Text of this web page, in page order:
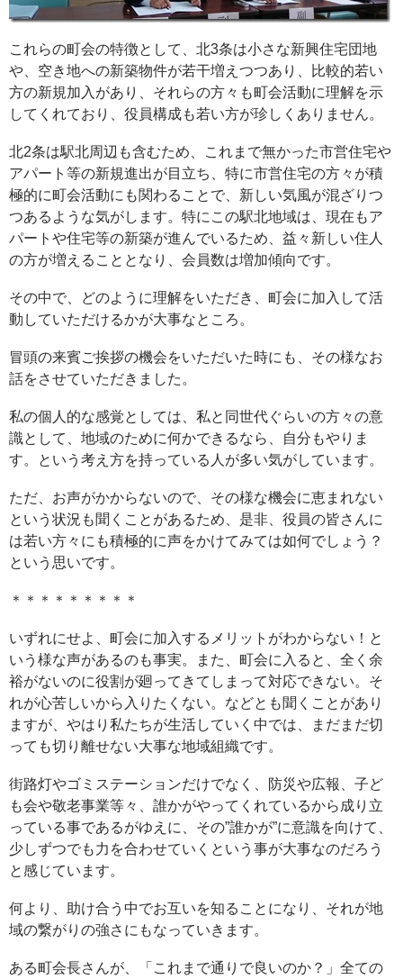
これらの町会の特徴として、北3条は小さな新興住宅団地
や、空き地への新築物件が若干増えつつあり、比較的若い
方の新規加入があり、それらの方々も町会活動に理解を示
してくれており、役員構成も若い方が珍しくありません。
北2条は駅北周辺も含むため、これまで無かった市営住宅や
アパート等の新規進出が目立ち、特に市営住宅の方々が積
極的に町会活動にも関わることで、新しい気風が混ざりつ
つあるような気がします。特にこの駅北地域は、現在もア
パートや住宅等の新築が進んでいるため、益々新しい住人
の方が増えることとなり、会員数は増加傾向です。
その中で、どのように理解をいただき、町会に加入して活
動していただけるかが大事なところ。
冒頭の来賓ご挨拶の機会をいただいた時にも、その様なお
話をさせていただきました。
私の個人的な感覚としては、私と同世代ぐらいの方々の意
識として、地域のために何かできるなら、自分もやりま
す。という考え方を持っている人が多い気がしています。
ただ、お声がかからないので、その様な機会に恵まれない
という状況も聞くことがあるため、是非、役員の皆さんに
は若い方々にも積極的に声をかけてみては如何でしょう？
という思いです。
＊＊＊＊＊＊＊＊＊
いずれにせよ、町会に加入するメリットがわからない！と
いう様な声があるのも事実。また、町会に入ると、全く余
裕がないのに役割が廻ってきてしまって対応できない。そ
れが心苦しいから入りたくない。などとも聞くことがあり
ますが、やはり私たちが生活していく中では、まだまだ切
っても切り離せない大事な地域組織です。
街路灯やゴミステーションだけでなく、防災や広報、子ど
も会や敬老事業等々、誰かがやってくれているから成り立
っている事であるがゆえに、その”誰かが”に意識を向けて、
少しずつでも力を合わせていくという事が大事なのだろう
と感じています。
何より、助け合う中でお互いを知ることになり、それが地
域の繋がりの強さにもなっていきます。
ある町会長さんが、「これまで通りで良いのか？」全ての